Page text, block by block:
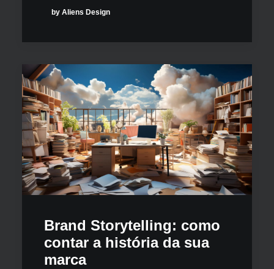
by Aliens Design
Brand Storytelling: como
contar a história da sua
marca